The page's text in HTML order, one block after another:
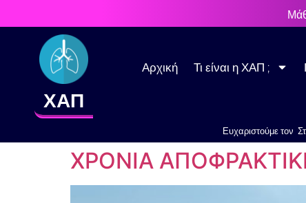
ΧΑΠ
Αρχική Τι είναι η ΧΑΠ ;
Ευχαριστούμε τον
ΧΡΟΝΙΑ